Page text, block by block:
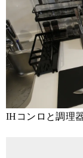
IHコンロと調理